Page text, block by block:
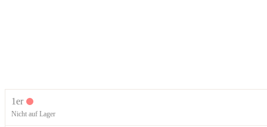
1er
Nicht auf Lager